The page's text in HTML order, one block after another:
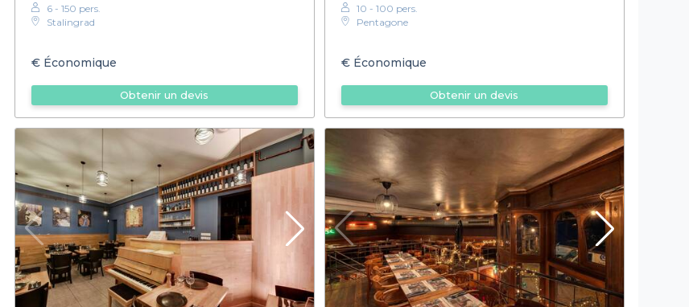
6 - 150 pers.
Stalingrad
€ Économique
Obtenir un devis
10 - 100 pers.
Pentagone
€Économique
Obtenir un devis